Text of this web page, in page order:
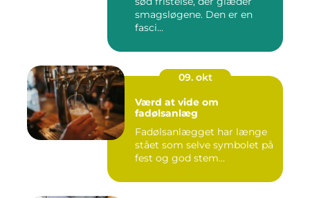
smagsløgene. Den er en
fasci...
09. okt
Værd at vide om
fadølsanlæg
Fadølsanlægget har længe
stået som selve symbolet på
fest og god stem...